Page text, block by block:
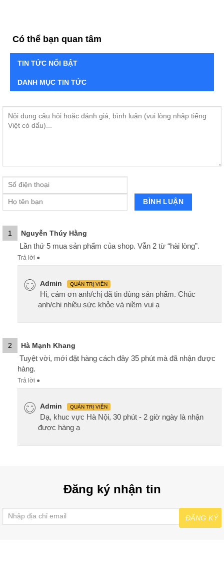
Có thể bạn quan tâm
TIN TỨC NỔI BẬT
DANH MỤC TIN TỨC
1 Nguyễn Thúy Hằng
Lần thứ 5 mua sản phẩm của shop. Vẫn 2 từ “hài lòng”.
Trả lời ●
Admin QUẢN TRỊ VIÊN
Hi, cảm ơn anh/chị đã tin dùng sản phẩm. Chúc
anh/chị nhiều sức khỏe và niềm vui ạ
2 Hà Mạnh Khang
Tuyệt vời, mới đặt hàng cách đây 35 phút mà đã nhận được
hàng.
Trả lời ●
Admin QUẢN TRỊ VIÊN
Dạ, khuc vực Hà Nội, 30 phút - 2 giờ ngày là nhận
được hàng ạ
Đăng ký nhận tin
ĐĂNG KÝ